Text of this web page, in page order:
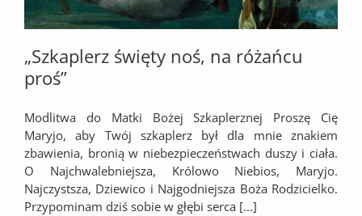
„Szkaplerz święty noś, na różańcu
proś”
Modlitwa do Matki Bożej Szkaplerznej Proszę Cię
Maryjo, aby Twój szkaplerz był dla mnie znakiem
zbawienia, bronią w niebezpieczeństwach duszy i ciała.
O Najchwalebniejsza, Królowo Niebios, Maryjo.
Najczystsza, Dziewico i Najgodniejsza Boża Rodzicielko.
Przypominam dziś sobie w głębi serca [...]